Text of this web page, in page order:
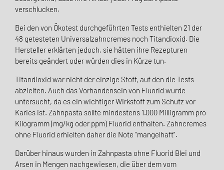
verschlucken.
Bei den von Ökotest durchgeführten Tests enthielten 21 der
48 getesteten Universalzahncremes noch Titandioxid. Die
Hersteller erklärten jedoch, sie hätten ihre Rezepturen
bereits geändert oder würden dies in Kürze tun.
Titandioxid war nicht der einzige Stoff, auf den die Tests
abzielten. Auch das Vorhandensein von Fluorid wurde
untersucht, da es ein wichtiger Wirkstoff zum Schutz vor
Karies ist. Zahnpasta sollte mindestens 1.000 Milligramm pro
Kilogramm (mg/kg oder ppm) Fluorid enthalten. Zahncremes
ohne Fluorid erhielten daher die Note "mangelhaft".
Darüber hinaus wurden in Zahnpasta ohne Fluorid Blei und
Arsen in Mengen nachgewiesen, die über dem vom